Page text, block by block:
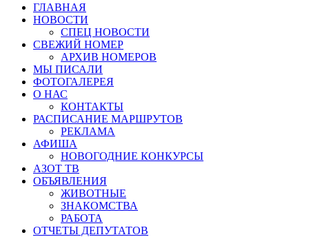
ГЛАВНАЯ
НОВОСТИ
СПЕЦ НОВОСТИ
СВЕЖИЙ НОМЕР
АРХИВ НОМЕРОВ
МЫ ПИСАЛИ
ФОТОГАЛЕРЕЯ
О НАС
КОНТАКТЫ
РАСПИСАНИЕ МАРШРУТОВ
РЕКЛАМА
АФИША
НОВОГОДНИЕ КОНКУРСЫ
АЗОТ ТВ
ОБЪЯВЛЕНИЯ
ЖИВОТНЫЕ
ЗНАКОМСТВА
РАБОТА
ОТЧЕТЫ ДЕПУТАТОВ